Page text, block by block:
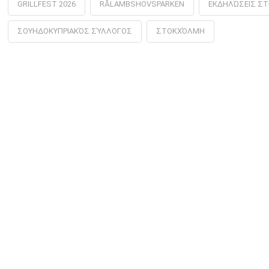
GRILLFEST 2026 RÅLAMBSHOVSPARKEN ΕΚΔΗΛΏΣΕΙΣ
ΣΟΥΗΔΟΚΥΠΡΙΑΚΌΣ ΣΎΛΛΟΓΟΣ ΣΤΟΚΧΌΛΜΗ